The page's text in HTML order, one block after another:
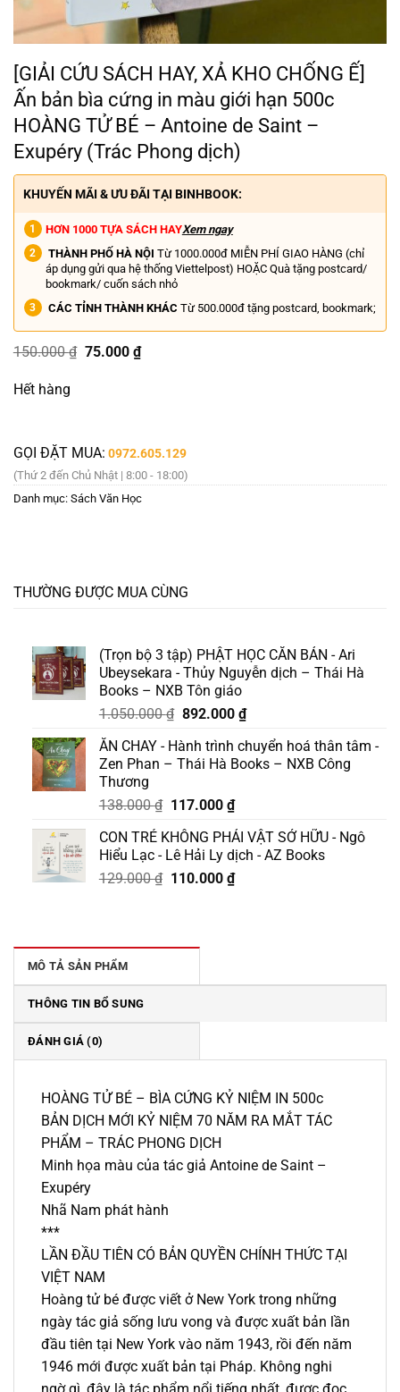
[GIẢI CỨU SÁCH HAY, XẢ KHO CHỐNG Ế]
Ấn bản bìa cứng in màu giới hạn 500c
HOÀNG TỬ BÉ – Antoine de Saint –
Exupéry (Trác Phong dịch)
KHUYẾN MÃI & ƯU ĐÃI TẠI BINHBOOK:
HƠN 1000 TỰA SÁCH HAYXem ngay
THÀNH PHỐ HÀ NỘI Từ 1000.000đ MIỄN PHÍ GIAO HÀNG (chỉ
áp dụng gửi qua hệ thống Viettelpost) HOẶC Quà tặng postcard/
bookmark/ cuốn sách nhỏ
CÁC TỈNH THÀNH KHÁC Từ 500.000đ tặng postcard, bookmark;
150.000₫ Giá
75.000 ₫Giá
Hết hàng
GỌI ĐẶT MUA: 0972.605.129
(Thứ 2 đến Chủ Nhật | 8:00 - 18:00)
Danh mục: Sách Văn Học
THƯỜNG ĐƯỢC MUA CÙNG
(Trọn bộ 3 tập) PHẬT HỌC CĂN BẢN - Ari
Ubeysekara - Thủy Nguyễn dịch – Thái Hà
Books – NXB Tôn giáo
1.050.000₫ Giá
là:
1.050.000 ₫.
892.000 ₫Giá
tại
là:
ĂN CHAY - Hành trình chuyển hoá thân tâm -
Zen Phan – Thái Hà Books – NXB Công
Thương
138.000₫ Giá
là:
138.000 ₫.
117.000 ₫Giá
tại
là:
117.000 ₫.
CON TRẺ KHÔNG PHẢI VẬT SỞ HỮU - Ngô
Hiểu Lạc - Lê Hải Ly dịch - AZ Books
129.000₫ Giá
110.000 ₫Giá
MÔ TẢ SẢN PHẨM
THÔNG TIN BỔ SUNG
ĐÁNH GIÁ (0)
HOÀNG TỬ BÉ – BÌA CỨNG KỶ NIỆM IN 500c
BẢN DỊCH MỚI KỶ NIỆM 70 NĂM RA MẮT TÁC
PHẨM – TRÁC PHONG DỊCH
Minh họa màu của tác giả Antoine de Saint –
Exupéry
Nhã Nam phát hành
***
LẦN ĐẦU TIÊN CÓ BẢN QUYỀN CHÍNH THỨC TẠI
VIỆT NAM
Hoàng tử bé được viết ở New York trong những
ngày tác giả sống lưu vong và được xuất bản lần
đầu tiên tại New York vào năm 1943, rồi đến năm
1946 mới được xuất bản tại Pháp. Không nghi